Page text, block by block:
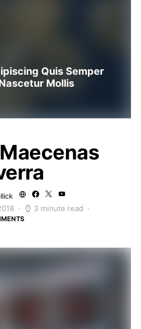
Quis Semper
Mollis
3 minute read